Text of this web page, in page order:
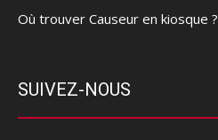
Où trouver Causeur en kiosque ?
SUIVEZ-NOUS